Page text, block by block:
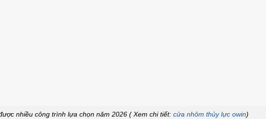
nhiều công trình lựa chọn năm 2026 ( Xem chi tiết: cửa nhôm thủy lực owin)